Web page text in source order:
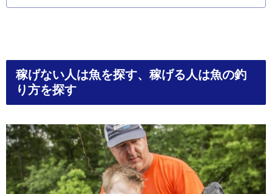
稼げない人は魚を探す、稼げる人は魚の釣
り方を探す